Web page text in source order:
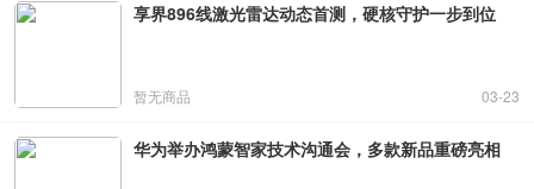
享界896线激光雷达动态首测，硬核守护一步到位
暂无商品 03-23
华为举办鸿蒙智家技术沟通会，多款新品重磅亮相